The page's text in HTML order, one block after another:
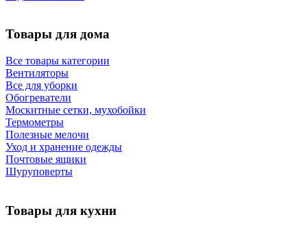
Товары для дома
Все товары категории
Вентиляторы
Все для уборки
Обогреватели
Москитные сетки, мухобойки
Термометры
Полезные мелочи
Уход и хранение одежды
Почтовые ящики
Шуруповерты
Товары для кухни